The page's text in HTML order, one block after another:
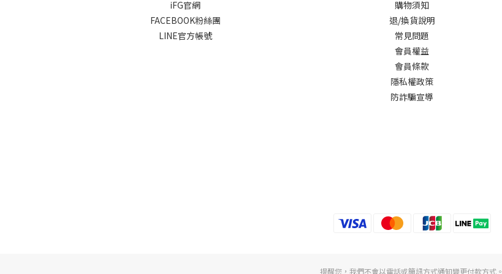
iFG官網
FACEBOOK粉絲團
LINE官方帳號
購物須知
退/換貨說明
常見問題
會員權益
會員條款
隱私權政策
防詐騙宣導
提醒您，我們不會以電話或簡訊方式通知變更付款方式。